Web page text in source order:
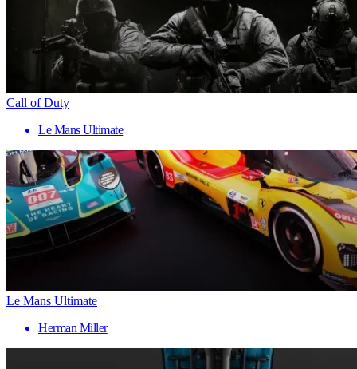
Call of Duty
Le Mans Ultimate
Le Mans Ultimate
Herman Miller